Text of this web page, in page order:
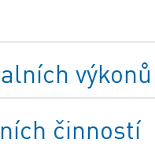
výkonů
činností